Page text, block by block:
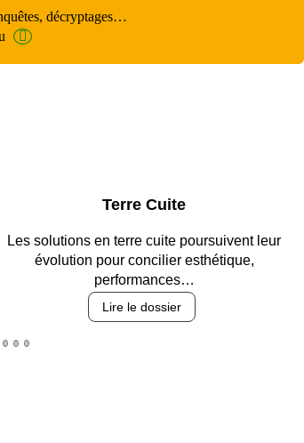
décryptages…
Parking et garages
circulation, sécurisation des accès, durabilité
des revêtements et intégration…
Lire le dossier